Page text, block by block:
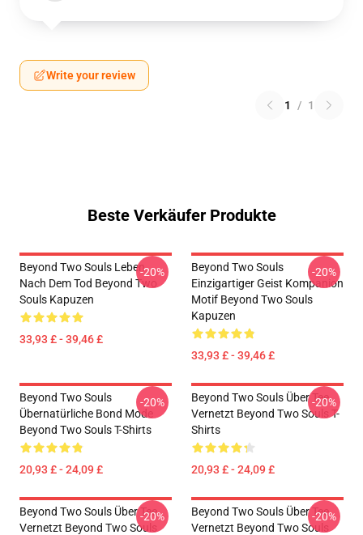
Write your review
1 / 1
Beste Verkäufer Produkte
Beyond Two Souls Leben
Nach Dem Tod Beyond Two
Souls Kapuzen
33,93 £ - 39,46 £
-20%
Beyond Two Souls
Einzigartiger Geist Kompanion
Motif Beyond Two Souls
Kapuzen
33,93 £ - 39,46 £
-20%
Beyond Two Souls
Übernatürliche Bond Mode
Beyond Two Souls T-Shirts
20,93 £ - 24,09 £
-20%
Beyond Two Souls Über Tee
Vernetzt Beyond Two Souls T-
Shirts
20,93 £ - 24,09 £
-20%
Beyond Two Souls Über Tee
Vernetzt Beyond Two Souls
-20%
Beyond Two Souls Über Tee
Vernetzt Beyond Two Souls
-20%